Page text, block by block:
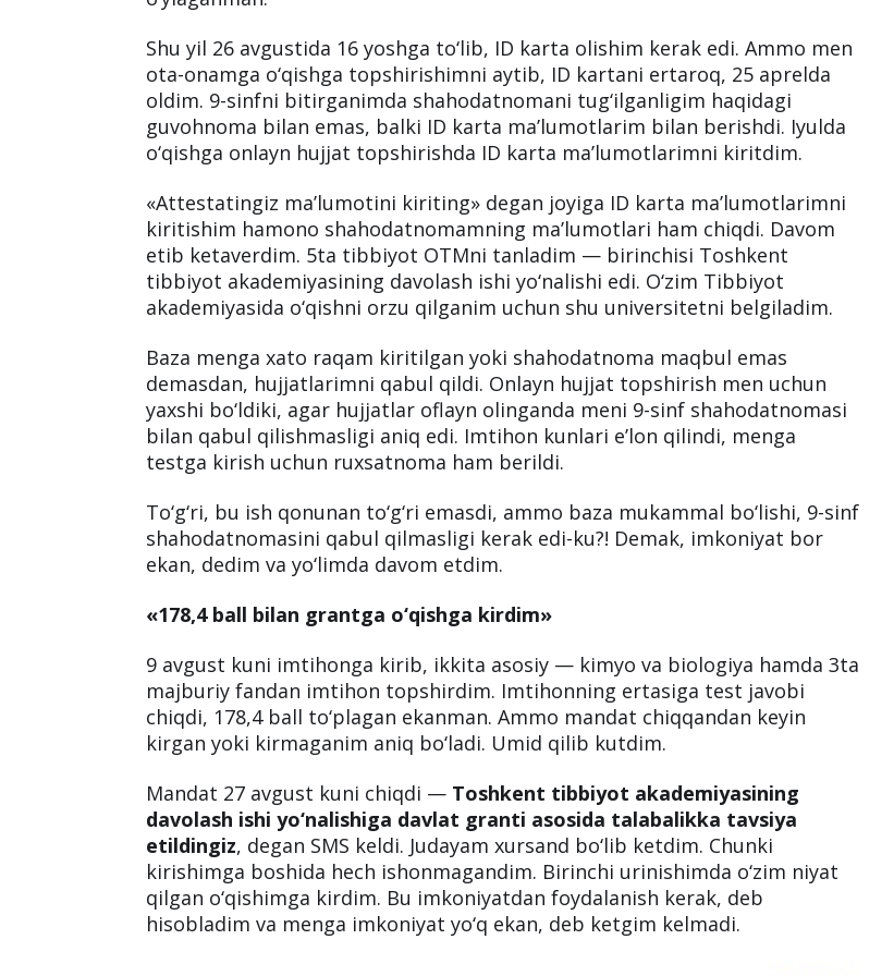
litseyning 1-bosqich talabasiman. O‘tgan yili 8-sinfni bitirgan paytim men
bilan repetitorga boradigan o‘quvchi o‘qishga topshirib ko‘rdi, o‘zini sinash
uchun. Kontrakt asosida kirgandi, ammo o‘qimadi. O‘shanda men ham havas
qilib, 9-sinfni bitirib o‘qishga topshirishga harakat qilib ko‘raman, deb
o‘ylaganman.
Shu yil 26 avgustida 16 yoshga to‘lib, ID karta olishim kerak edi. Ammo men
ota-onamga o‘qishga topshirishimni aytib, ID kartani ertaroq, 25 aprelda
oldim. 9-sinfni bitirganimda shahodatnomani tug‘ilganligim haqidagi
guvohnoma bilan emas, balki ID karta ma’lumotlarim bilan berishdi. Iyulda
o‘qishga onlayn hujjat topshirishda ID karta ma’lumotlarimni kiritdim.
«Attestatingiz ma’lumotini kiriting» degan joyiga ID karta ma’lumotlarimni
kiritishim hamono shahodatnomamning ma’lumotlari ham chiqdi. Davom
etib ketaverdim. 5ta tibbiyot OTMni tanladim — birinchisi Toshkent
tibbiyot akademiyasining davolash ishi yo‘nalishi edi. O‘zim Tibbiyot
akademiyasida o‘qishni orzu qilganim uchun shu universitetni belgiladim.
Baza menga xato raqam kiritilgan yoki shahodatnoma maqbul emas
demasdan, hujjatlarimni qabul qildi. Onlayn hujjat topshirish men uchun
yaxshi bo‘ldiki, agar hujjatlar oflayn olinganda meni 9-sinf shahodatnomasi
testga kirish uchun ruxsatnoma ham berildi.
To‘g‘ri, bu ish qonunan to‘g‘ri emasdi, ammo baza mukammal bo‘lishi, 9-sinf
shahodatnomasini qabul qilmasligi kerak edi-ku?! Demak, imkoniyat bor
ekan, dedim va yo‘limda davom etdim.
9 avgust kuni imtihonga kirib, ikkita asosiy — kimyo va biologiya hamda 3ta
majburiy fandan imtihon topshirdim. Imtihonning ertasiga test javobi
chiqdi, 178,4 ball to‘plagan ekanman. Ammo mandat chiqqandan keyin
kirgan yoki kirmaganim aniq bo‘ladi. Umid qilib kutdim.